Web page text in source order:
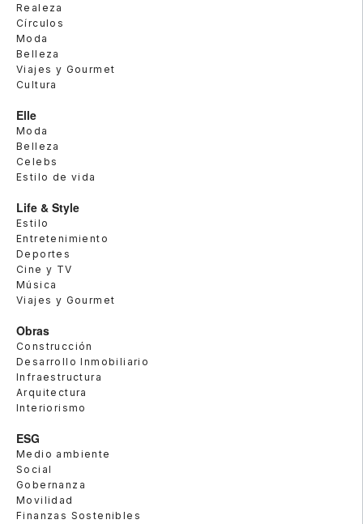
Realeza
Círculos
Moda
Belleza
Viajes y Gourmet
Cultura
Elle
Moda
Belleza
Celebs
Estilo de vida
Life & Style
Estilo
Entretenimiento
Deportes
Cine y TV
Música
Viajes y Gourmet
Obras
Construcción
Desarrollo Inmobiliario
Infraestructura
Arquitectura
Interiorismo
ESG
Medio ambiente
Social
Gobernanza
Movilidad
Finanzas Sostenibles